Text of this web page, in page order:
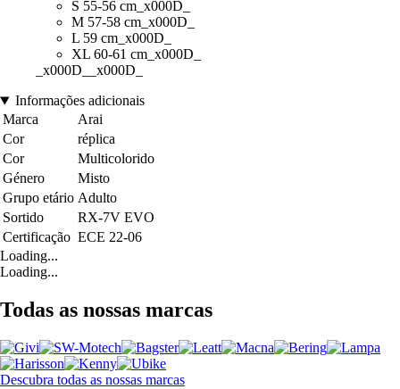
S 55-56 cm_x000D_
M 57-58 cm_x000D_
L 59 cm_x000D_
XL 60-61 cm_x000D_
_x000D__x000D_
Informações adicionais
Marca
Arai
Cor
réplica
Cor
Multicolorido
Género
Misto
Grupo etário Adulto
Sortido
RX-7V EVO
Certificação ECE 22-06
Loading...
Loading...
Todas as nossas marcas
Descubra todas as nossas marcas